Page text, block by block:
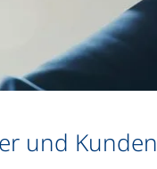
und Kunden